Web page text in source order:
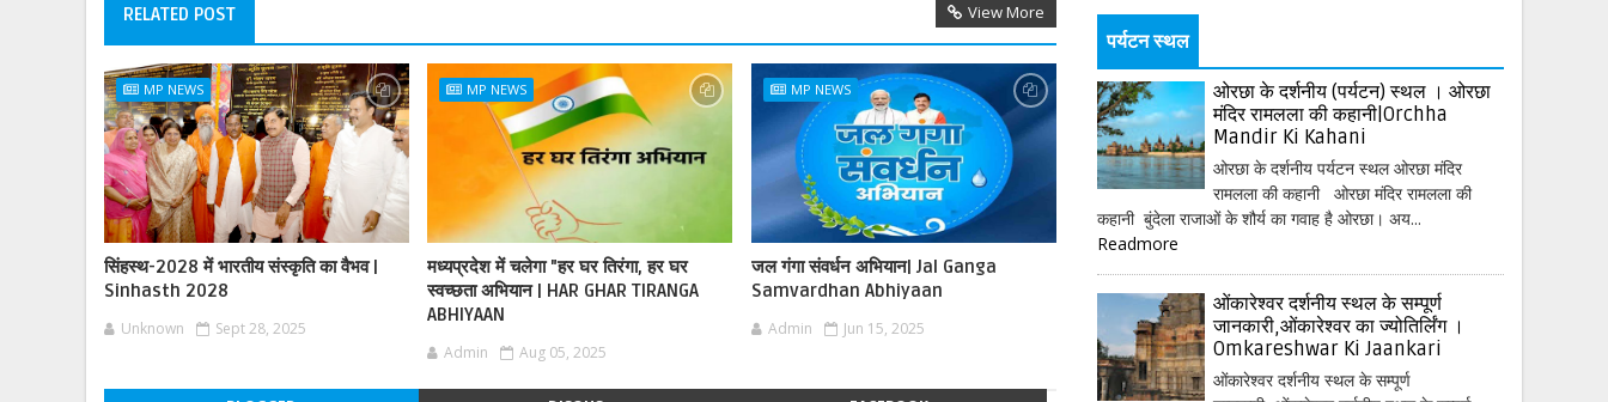
RELATED POST View More
MP NEWS
सिंहस्थ-2028 में भारतीय संस्कृति का वैभव |
Sinhasth 2028
Unknown Sept 28, 2025
MP NEWS
मध्यप्रदेश में चलेगा "हर घर तिरंगा, हर घर
स्वच्छता अभियान | HAR GHAR TIRANGA
ABHIYAAN
Admin Aug 05, 2025
MP NEWS
जल गंगा संवर्धन अभियान| Jal Ganga
Samvardhan Abhiyaan
Admin Jun 15, 2025
पर्यटन स्थल
ओरछा के दर्शनीय (पर्यटन) स्थल । ओरछा
मंदिर रामलला की कहानी|Orchha
Mandir Ki Kahani
ओरछा के दर्शनीय पर्यटन स्थल ओरछा मंदिर
रामलला की कहानी ओरछा मंदिर रामलला की
कहानी बुंदेला राजाओं के शौर्य का गवाह है ओरछा। अय...
Readmore
ओंकारेश्वर दर्शनीय स्थल के सम्पूर्ण
जानकारी,ओंकारेश्वर का ज्योतिर्लिंग ।
Omkareshwar Ki Jaankari
ओंकारेश्वर दर्शनीय स्थल के सम्पूर्ण